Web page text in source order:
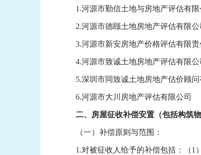
1.河源市勤信土地与房地产评估有限
2.河源市德颐土地房地产评估有限公
3.河源市新安房地产价格评估有限责
4.河源市致诚土地房地产评估有限公
5.深圳市同致诚土地房地产估价顾问
6.河源市大川房地产评估有限公司
二、房屋征收补偿安置（包括构筑物
（一）补偿原则与范围：
1.对被征收人给予的补偿包括：（1）